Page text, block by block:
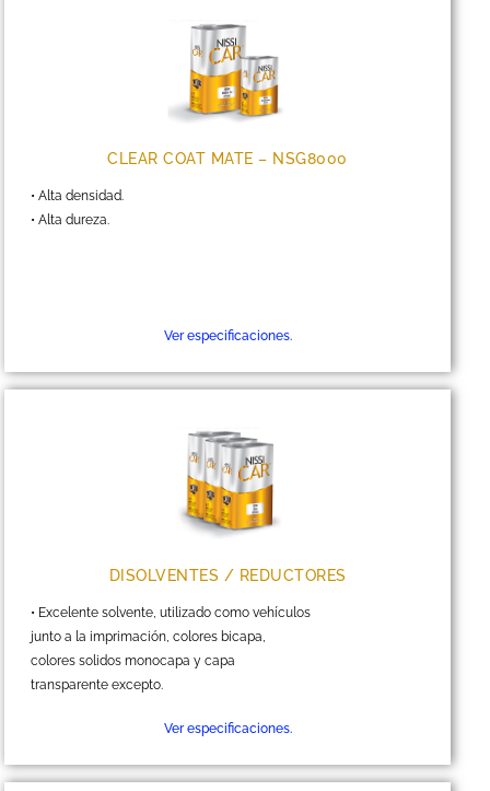
CLEAR COAT MATE – NSG8000
• Alta densidad.
• Alta dureza.
Ver especificaciones.
DISOLVENTES / REDUCTORES
• Excelente solvente, utilizado como vehículos
junto a la imprimación, colores bicapa,
colores solidos monocapa y capa
transparente excepto.
Ver especificaciones.